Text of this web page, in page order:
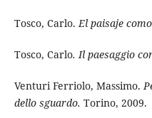
Tosco, Carlo.El paisaje
Tosco, Carlo. Il paesaggio
Venturi Ferriolo, Massimo.
dello sguardo. Torino, 2009.